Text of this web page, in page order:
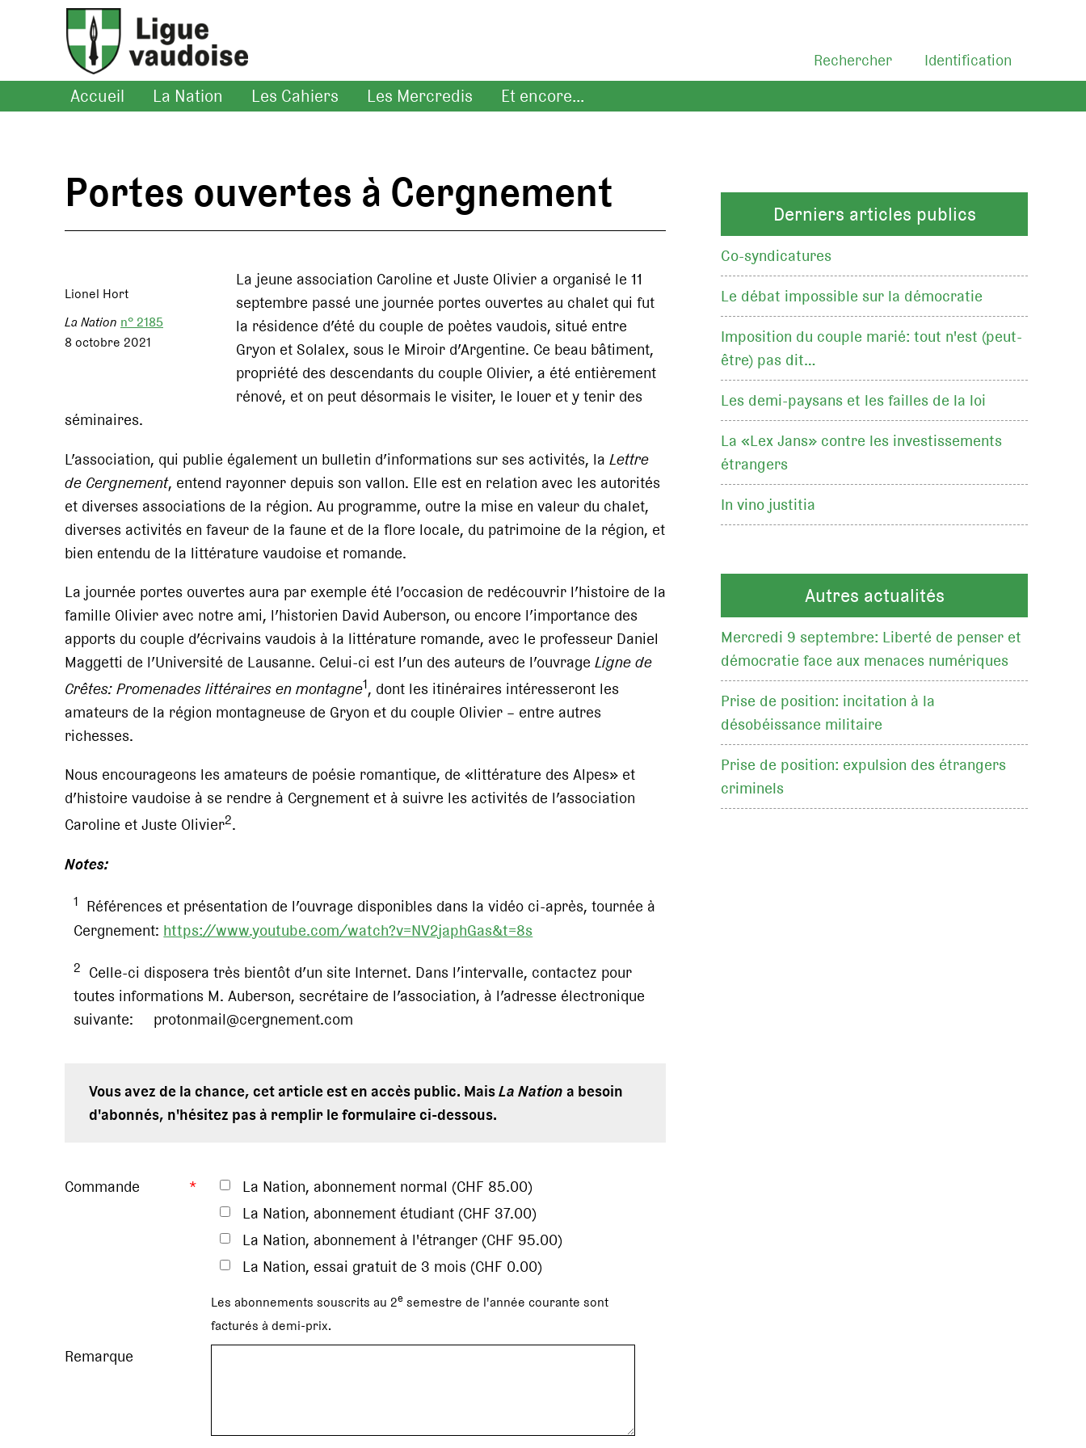
Identification
Rechercher
Accueil La Nation Les Cahiers Les Mercredis Et encore...
Portes ouvertes à Cergnement
Lionel Hort
La Nation n° 2185
8 octobre 2021
La jeune association Caroline et Juste Olivier a organisé le 11
septembre passé une journée portes ouvertes au chalet qui fut
la résidence d’été du couple de poètes vaudois, situé entre
Gryon et Solalex, sous le Miroir d’Argentine. Ce beau bâtiment,
propriété des descendants du couple Olivier, a été entièrement
rénové, et on peut désormais le visiter, le louer et y tenir des
séminaires.
L’association, qui publie également un bulletin d’informations sur ses activités, la Lettre
de Cergnement, entend rayonner depuis son vallon. Elle est en relation avec les autorités
et diverses associations de la région. Au programme, outre la mise en valeur du chalet,
diverses activités en faveur de la faune et de la flore locale, du patrimoine de la région, et
bien entendu de la littérature vaudoise et romande.
La journée portes ouvertes aura par exemple été l’occasion de redécouvrir l’histoire de la
famille Olivier avec notre ami, l’historien David Auberson, ou encore l’importance des
apports du couple d’écrivains vaudois à la littérature romande, avec le professeur Daniel
Maggetti de l’Université de Lausanne. Celui-ci est l’un des auteurs de l’ouvrage Ligne de
Crêtes: Promenades littéraires en montagne1, dont les itinéraires intéresseront les
amateurs de la région montagneuse de Gryon et du couple Olivier – entre autres
richesses.
Nous encourageons les amateurs de poésie romantique, de «littérature des Alpes» et
d’histoire vaudoise à se rendre à Cergnement et à suivre les activités de l’association
Caroline et Juste Olivier2.
Notes:
1 Références et présentation de l’ouvrage disponibles dans la vidéo ci-après, tournée à
Cergnement: https://www.youtube.com/watch?v=NV2japhGas&t=8s
2 Celle-ci disposera très bientôt d’un site Internet. Dans l’intervalle, contactez pour
toutes informations M. Auberson, secrétaire de l’association, à l’adresse électronique
suivante: protonmail@cergnement.com
Vous avez de la chance, cet article est en accès public. MaisLa Nationa besoin
d'abonnés, n'hésitez pas à remplir le formulaire ci-dessous.
Commande *
La Nation, abonnement normal (CHF 85.00)
La Nation, abonnement étudiant (CHF 37.00)
La Nation, abonnement à l'étranger (CHF 95.00)
La Nation, essai gratuit de 3 mois (CHF 0.00)
Les abonnements souscrits au 2e semestre de l'année courante sont
facturés à demi-prix.
Remarque
Derniers articles publics
Co-syndicatures
Le débat impossible sur la démocratie
Imposition du couple marié: tout n'est (peut-
être) pas dit…
Les demi-paysans et les failles de la loi
La «Lex Jans» contre les investissements
étrangers
In vino justitia
Autres actualités
Mercredi 9 septembre: Liberté de penser et
démocratie face aux menaces numériques
Prise de position: incitation à la
désobéissance militaire
Prise de position: expulsion des étrangers
criminels